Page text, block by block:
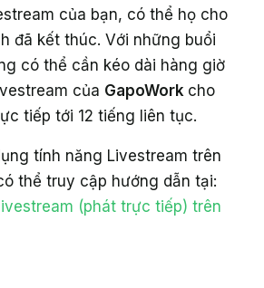
của bạn, có thể họ cho
đã kết thúc. Với những buổi
có thể cần kéo dài hàng giờ
của GapoWork cho
tiếp tới 12 tiếng liên tục.
tính năng Livestream trên
thể truy cập hướng dẫn tại:
(phát trực tiếp) trên